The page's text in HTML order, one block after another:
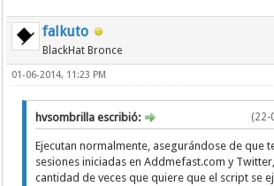
falkuto
BlackHat Bronce
01-06-2014, 11:23 PM
(22-
hvsombrilla escribió:
Ejecutan normalmente, asegurándose de que
sesiones iniciadas en Addmefast.com y
cantidad de veces que quiere que el script se